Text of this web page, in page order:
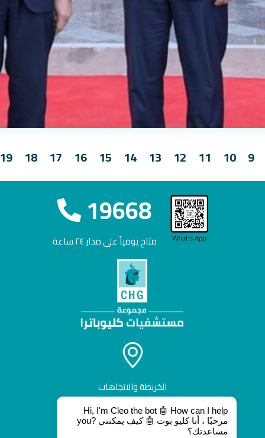
9
10
11
12
13
14
15
16
17
18
19668
متاح يومياً على مدار ٢٤ ساعة
الخريطة والاتجاهات
Hi, I'm Cleo the bot 🤖 How can I help
you? مرحبًا ، أنا كليو بوت 🤖 كيف يمكنني
مساعدتك؟